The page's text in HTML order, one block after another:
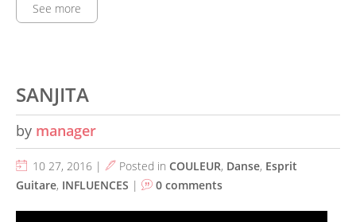
See more
SANJITA
by manager
10 27, 2016 | Posted in COULEUR, Danse, Esprit
Guitare, INFLUENCES | 0 comments